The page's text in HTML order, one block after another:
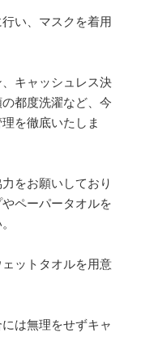
い、マスクを着用
キャッシュレス決
都度洗濯など、今
を徹底いたしま
をお願いしており
ペーパータオルを
ットタオルを用意
は無理をせずキャ